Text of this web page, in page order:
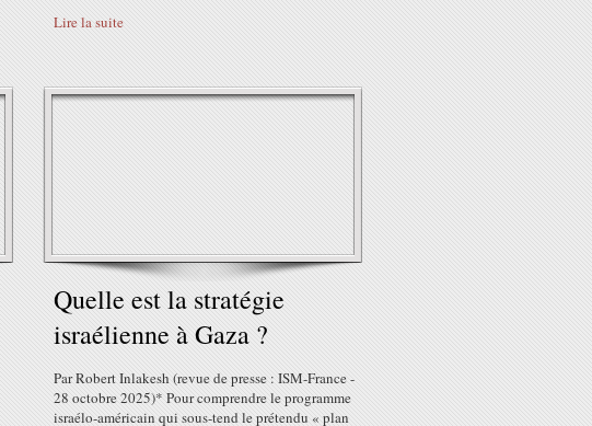
Lire la suite
Quelle est la stratégie
israélienne à Gaza ?
Par Robert Inlakesh (revue de presse : ISM-France -
28 octobre 2025)* Pour comprendre le programme
israélo-américain qui sous-tend le prétendu « plan